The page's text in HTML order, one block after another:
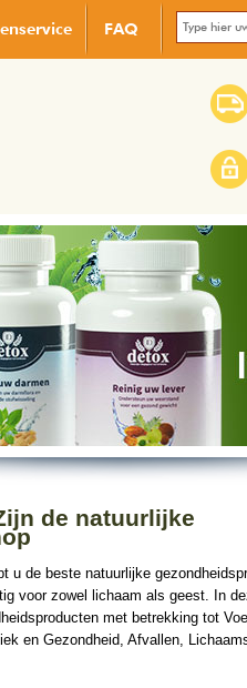
FAQ
de natuurlijke
u de beste natuurlijke
voor zowel lichaam als geest. In
met betrekking tot
en Gezondheid, Afvallen,